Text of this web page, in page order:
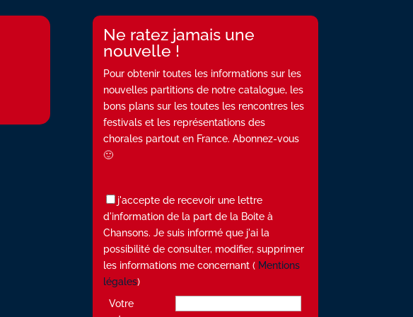
Ne ratez jamais une
nouvelle !
Pour obtenir toutes les informations sur les
nouvelles partitions de notre catalogue, les
bons plans sur les toutes les rencontres les
festivals et les représentations des
chorales partout en France. Abonnez-vous
🙂
j'accepte de recevoir une lettre
d'information de la part de la Boite à
Chansons. Je suis informé que j'ai la
possibilité de consulter, modifier, supprimer
les informations me concernant ( Mentions
légales)
Votre